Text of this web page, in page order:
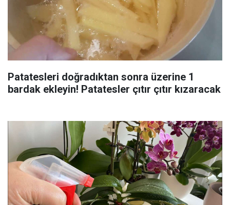
Patatesleri doğradıktan sonra üzerine 1
bardak ekleyin! Patatesler çıtır çıtır kızaracak